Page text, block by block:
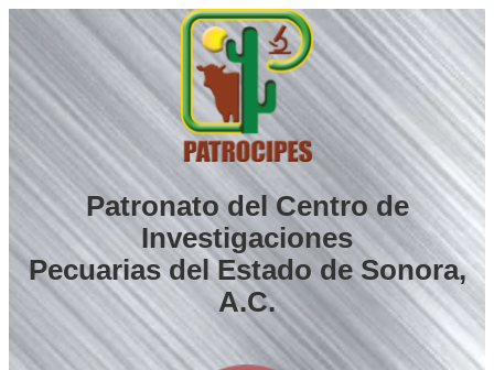
Saltar
al
contenido
Patronato del Centro de
Investigaciones
Pecuarias del Estado de Sonora,
A.C.